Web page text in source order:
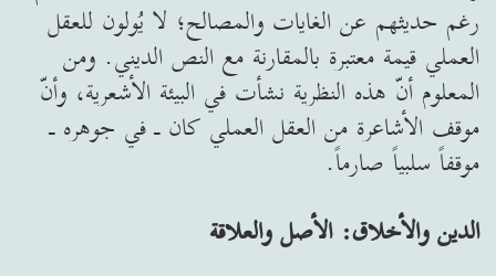
رغم حديثهم عن الغايات والمصالح؛ لا يُولون للعقل
العملي قيمة معتبرة بالمقارنة مع النص الديني. ومن
المعلوم أنّ هذه النظرية نشأت في البيئة الأشعرية، وأنّ
موقف الأشاعرة من العقل العملي كان ـ في جوهره ـ
موقفاً سلبياً صارماً.
الدين والأخلاق: الأصل والعلاقة